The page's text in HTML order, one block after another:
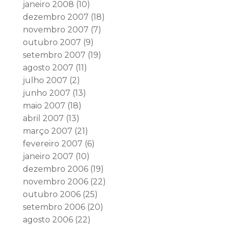
janeiro 2008 (10)
dezembro 2007 (18)
novembro 2007 (7)
outubro 2007 (9)
setembro 2007 (19)
agosto 2007 (11)
julho 2007 (2)
junho 2007 (13)
maio 2007 (18)
abril 2007 (13)
março 2007 (21)
fevereiro 2007 (6)
janeiro 2007 (10)
dezembro 2006(19)
novembro 2006(22)
outubro 2006(25)
setembro 2006(20)
agosto 2006(22)